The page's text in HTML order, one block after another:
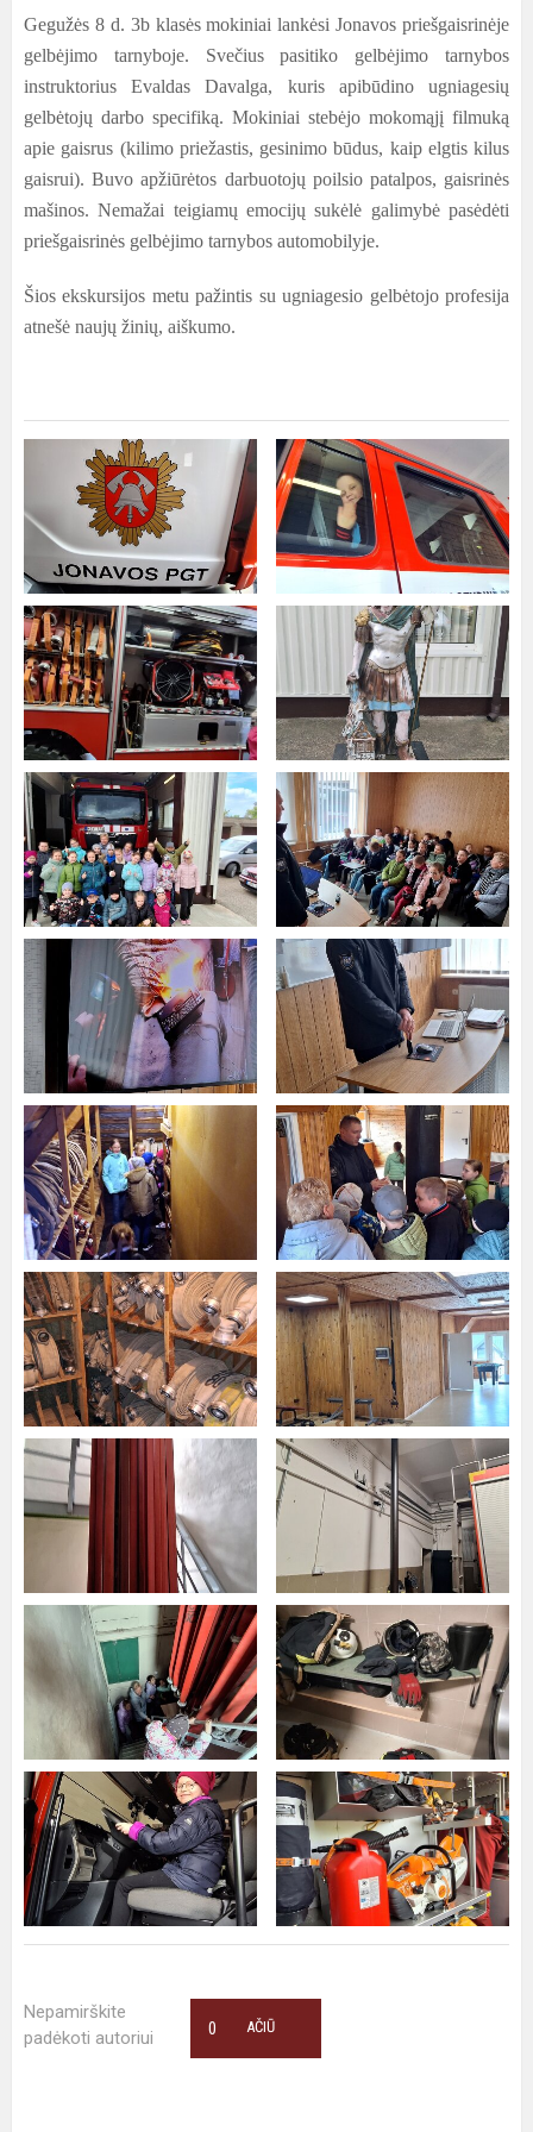
Gegužės 8 d. 3b klasės mokiniai lankėsi Jonavos priešgaisrinėje
gelbėjimo tarnyboje. Svečius pasitiko gelbėjimo tarnybos
instruktorius Evaldas Davalga, kuris apibūdino ugniagesių
gelbėtojų darbo specifiką. Mokiniai stebėjo mokomąjį filmuką
apie gaisrus (kilimo priežastis, gesinimo būdus, kaip elgtis kilus
gaisrui). Buvo apžiūrėtos darbuotojų poilsio patalpos, gaisrinės
mašinos. Nemažai teigiamų emocijų sukėlė galimybė pasėdėti
priešgaisrinės gelbėjimo tarnybos automobilyje.
Šios ekskursijos metu pažintis su ugniagesio gelbėtojo profesija
atnešė naujų žinių, aiškumo.
Nepamirškite
padėkoti autoriui
AČIŪ
0